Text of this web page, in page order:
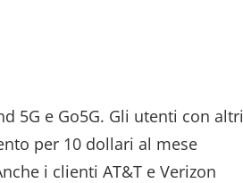
5G e Go5G. Gli utenti con altri
per 10 dollari al mese
i clienti AT&T e Verizon